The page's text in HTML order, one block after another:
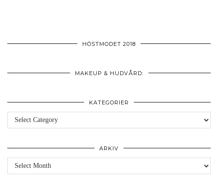
HÖSTMODET 2018
MAKEUP & HUDVÅRD:
KATEGORIER
Kategorier
ARKIV
Arkiv